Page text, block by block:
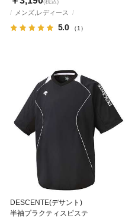
メンズ,レディース
5.0 （1）
DESCENTE(デサント)
半袖プラクティスピステ